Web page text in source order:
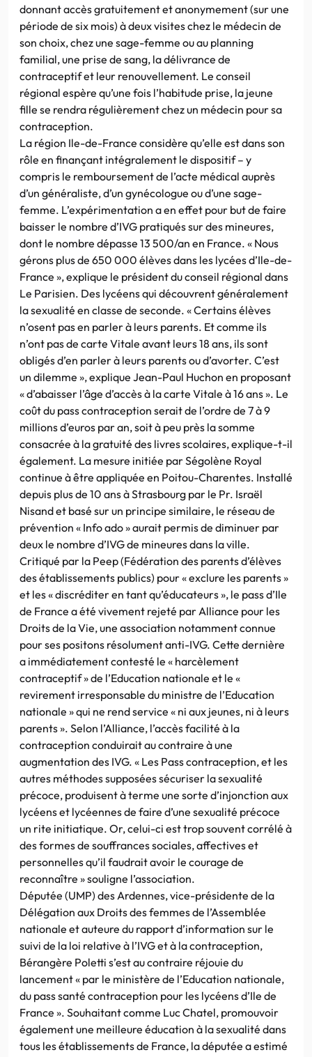
donnant accès gratuitement et anonymement (sur une
période de six mois) à deux visites chez le médecin de
son choix, chez une sage-femme ou au planning
familial, une prise de sang, la délivrance de
contraceptif et leur renouvellement. Le conseil
régional espère qu’une fois l’habitude prise, la jeune
fille se rendra régulièrement chez un médecin pour sa
contraception.
La région Ile-de-France considère qu’elle est dans son
rôle en finançant intégralement le dispositif – y
compris le remboursement de l’acte médical auprès
d’un généraliste, d’un gynécologue ou d’une sage-
femme. L’expérimentation a en effet pour but de faire
baisser le nombre d’IVG pratiqués sur des mineures,
dont le nombre dépasse 13 500/an en France. « Nous
gérons plus de 650 000 élèves dans les lycées d’Ile-de-
France », explique le président du conseil régional dans
Le Parisien. Des lycéens qui découvrent généralement
la sexualité en classe de seconde. « Certains élèves
n’osent pas en parler à leurs parents. Et comme ils
n’ont pas de carte Vitale avant leurs 18 ans, ils sont
obligés d’en parler à leurs parents ou d’avorter. C’est
un dilemme », explique Jean-Paul Huchon en proposant
« d’abaisser l’âge d’accès à la carte Vitale à 16 ans ». Le
coût du pass contraception serait de l’ordre de 7 à 9
millions d’euros par an, soit à peu près la somme
consacrée à la gratuité des livres scolaires, explique-t-il
également. La mesure initiée par Ségolène Royal
continue à être appliquée en Poitou-Charentes. Installé
depuis plus de 10 ans à Strasbourg par le Pr. Israël
Nisand et basé sur un principe similaire, le réseau de
prévention « Info ado » aurait permis de diminuer par
deux le nombre d’IVG de mineures dans la ville.
Critiqué par la Peep (Fédération des parents d’élèves
des établissements publics) pour « exclure les parents »
et les « discréditer en tant qu’éducateurs », le pass d’Ile
de France a été vivement rejeté par Alliance pour les
Droits de la Vie, une association notamment connue
pour ses positons résolument anti-IVG. Cette dernière
a immédiatement contesté le « harcèlement
contraceptif » de l’Education nationale et le «
revirement irresponsable du ministre de l’Education
nationale » qui ne rend service « ni aux jeunes, ni à leurs
parents ». Selon l’Alliance, l’accès facilité à la
contraception conduirait au contraire à une
augmentation des IVG. « Les Pass contraception, et les
autres méthodes supposées sécuriser la sexualité
précoce, produisent à terme une sorte d’injonction aux
lycéens et lycéennes de faire d’une sexualité précoce
un rite initiatique. Or, celui-ci est trop souvent corrélé à
des formes de souffrances sociales, affectives et
personnelles qu’il faudrait avoir le courage de
reconnaître » souligne l’association.
Députée (UMP) des Ardennes, vice-présidente de la
Délégation aux Droits des femmes de l’Assemblée
nationale et auteure du rapport d’information sur le
suivi de la loi relative à l’IVG et à la contraception,
Bérangère Poletti s’est au contraire réjouie du
lancement « par le ministère de l’Education nationale,
du pass santé contraception pour les lycéens d’Ile de
France ». Souhaitant comme Luc Chatel, promouvoir
également une meilleure éducation à la sexualité dans
tous les établissements de France, la députée a estimé